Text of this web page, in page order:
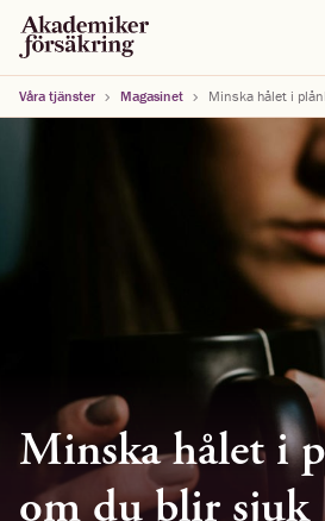
Våra tjänster Magasinet Minska hålet i
Minska hålet i
om du blir sjuk